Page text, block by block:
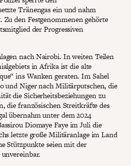
Tränengas ein und nahm
den Festgenommenen gehörte
der Progressiven
nach Nairobi. In weiten Teilen
in Afrika ist die alte
ins Wanken geraten. Im Sahel
und Niger nach Militärputschen, die
die Sicherheitsbeziehungen zu
die französischen Streitkräfte des
übernahm unter dem 2024
Diomaye Faye im Juli die
letzte große Militäranlage im Land
Stützpunkte seien mit der